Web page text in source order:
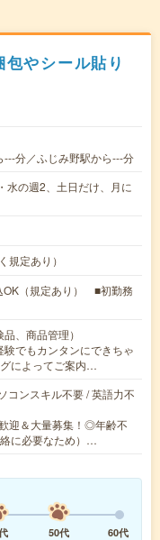
やシール貼り
分／ふじみ野駅から---分
水の週2、土日だけ、月に
規定あり）
（規定あり） ■初勤務
、商品管理）
でもカンタンにできちゃ
によってご案内…
コンスキル不要 / 英語力不
迎＆大量募集！◎年齢不
に必要なため）…
50代
60代